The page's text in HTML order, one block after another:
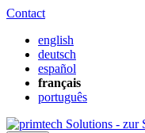
Contact
english
deutsch
español
français
português